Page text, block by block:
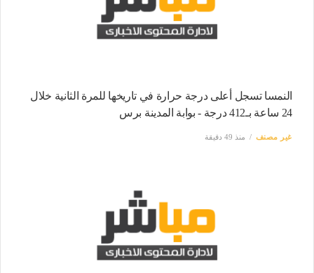
النمسا تسجل أعلى درجة حرارة في تاريخها للمرة الثانية خلال
24 ساعة بـ412 درجة - بوابة المدينة برس
غير مصنف منذ 49 دقيقة